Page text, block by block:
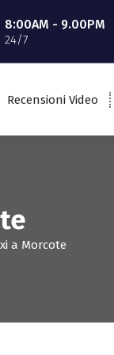
8:00AM - 9.00PM
24/7
Recensioni Video
a Morcote